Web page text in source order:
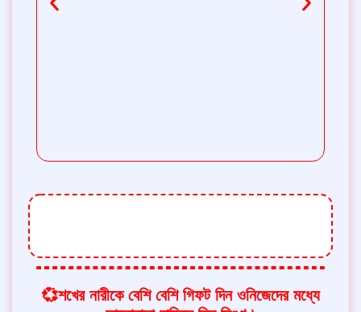
💞শখের নারীকে বেশি বেশি গিফট দিন ওনিজেদের মধ্যে